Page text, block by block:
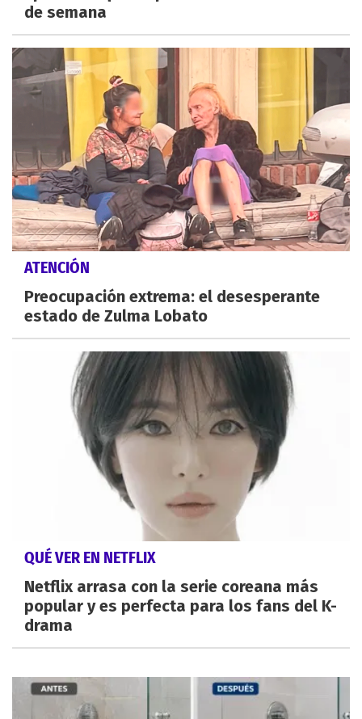
de semana
ATENCIÓN
Preocupación extrema: el desesperante
estado de Zulma Lobato
QUÉ VER EN NETFLIX
Netflix arrasa con la serie coreana más
popular y es perfecta para los fans del K-
drama